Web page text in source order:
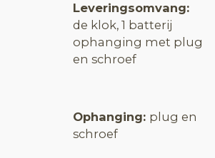
Leveringsomvang:
de klok, 1 batterij
ophanging met plug
en schroef
Ophanging: plug en
schroef